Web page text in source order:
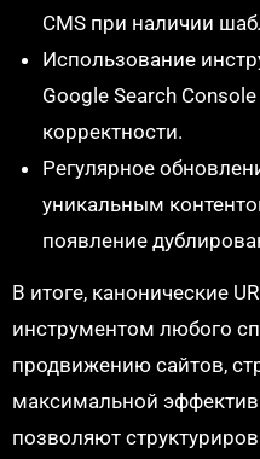
CMS при наличии
Использование
Google Search
корректности.
Регулярное
уникальным
появление
В итоге, канонические
инструментом любого
продвижению сайтов,
максимальной
позволяют